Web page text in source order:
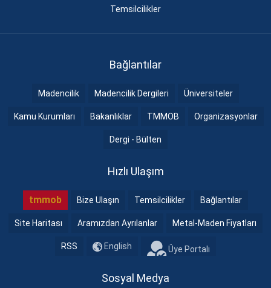
Temsilcilikler
Bağlantılar
Madencilik Madencilik Dergileri Üniversiteler
Kamu Kurumları Bakanlıklar TMMOB Organizasyonlar
Dergi - Bülten
Hızlı Ulaşım
tmmob Bize Ulaşın Temsilcilikler Bağlantılar
Site Haritası Aramızdan Ayrılanlar Metal-Maden Fiyatları
RSS English Üye Portalı
Sosyal Medya